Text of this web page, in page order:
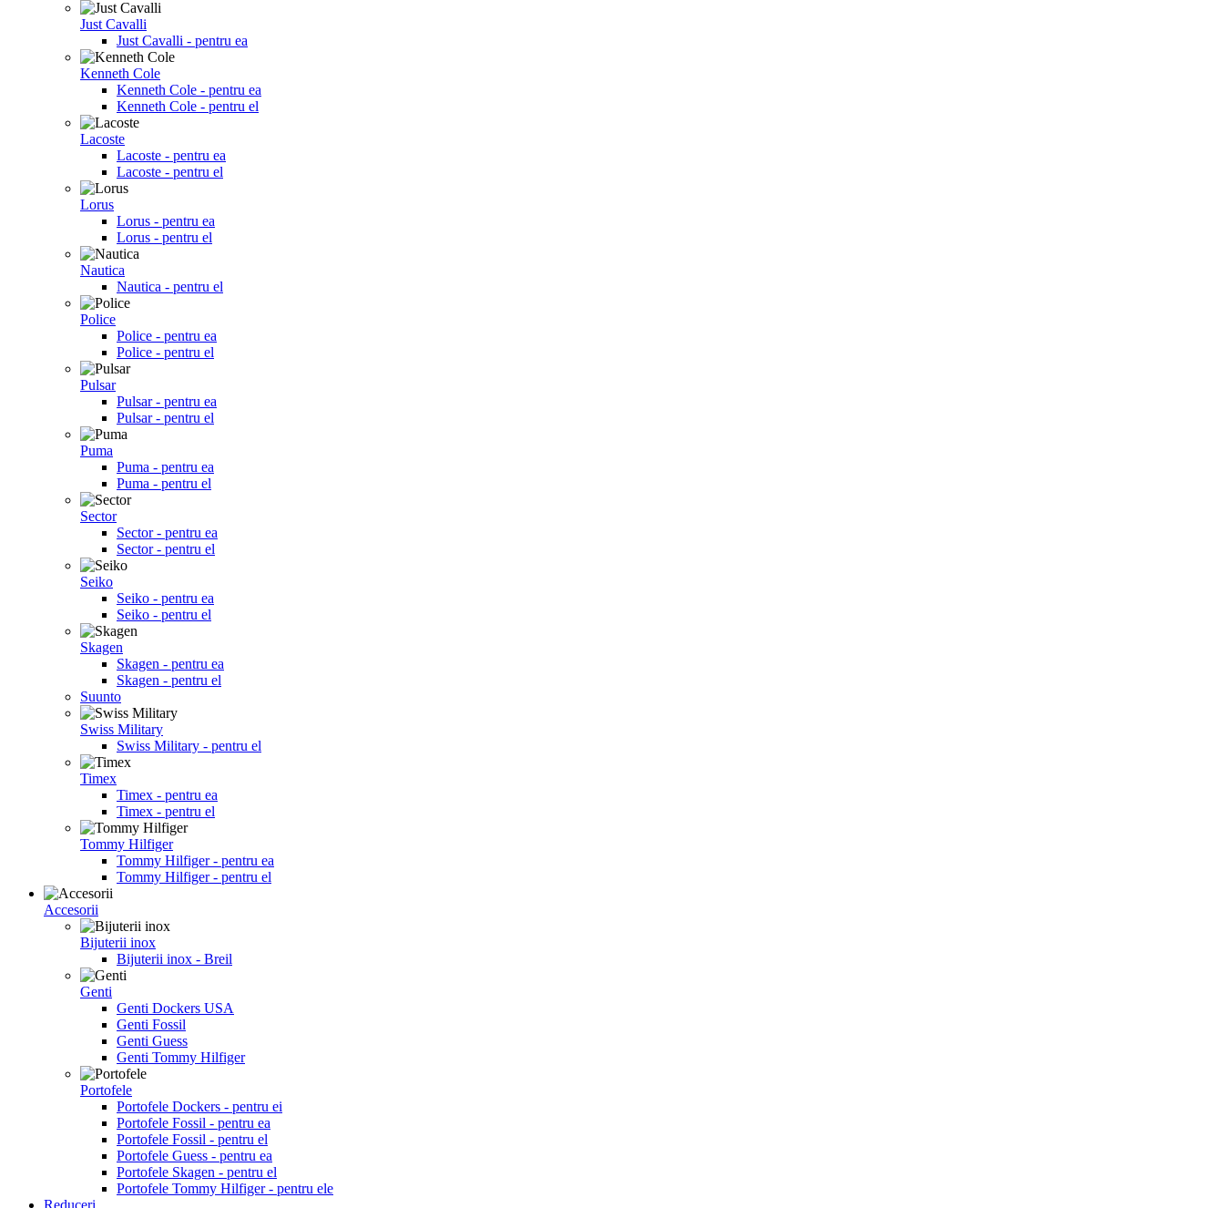
Just Cavalli
Just Cavalli - pentru ea
Kenneth Cole
Kenneth Cole - pentru ea
Kenneth Cole - pentru el
Lacoste
Lacoste - pentru ea
Lacoste - pentru el
Lorus
Lorus - pentru ea
Lorus - pentru el
Nautica
Nautica - pentru el
Police
Police - pentru ea
Police - pentru el
Pulsar
Pulsar - pentru ea
Pulsar - pentru el
Puma
Puma - pentru ea
Puma - pentru el
Sector
Sector - pentru ea
Sector - pentru el
Seiko
Seiko - pentru ea
Seiko - pentru el
Skagen
Skagen - pentru ea
Skagen - pentru el
Suunto
Swiss Military
Swiss Military - pentru el
Timex
Timex - pentru ea
Timex - pentru el
Tommy Hilfiger
Tommy Hilfiger - pentru ea
Tommy Hilfiger - pentru el
Accesorii
Bijuterii inox
Bijuterii inox - Breil
Genti
Genti Dockers USA
Genti Fossil
Genti Guess
Genti Tommy Hilfiger
Portofele
Portofele Dockers - pentru ei
Portofele Fossil - pentru ea
Portofele Fossil - pentru el
Portofele Guess - pentru ea
Portofele Skagen - pentru el
Portofele Tommy Hilfiger - pentru ele
Reduceri